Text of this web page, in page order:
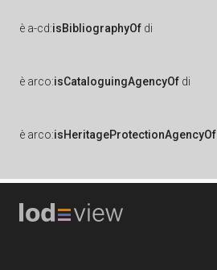
è a-cd:isBibliographyOf di
è arco:isCataloguingAgencyOf di
è arco:isHeritageProtectionAgencyOf